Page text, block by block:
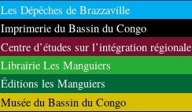
Les Dépêches de Brazzaville
Imprimerie du Bassin du Congo
Centre d’études sur l’intégration régionale
Librairie Les Manguiers
Éditions les Manguiers
Musée du Bassin du Congo